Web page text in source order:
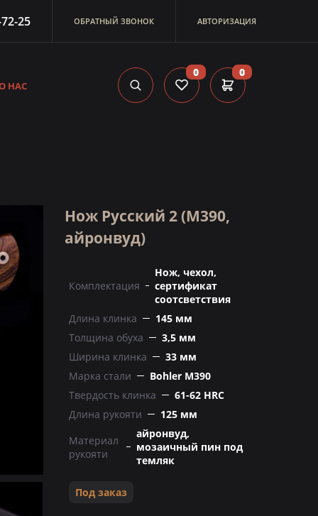
АВТОРИЗАЦИЯ
ОБРАТНЫЙ ЗВОНОК
25
НАС
0
0
Нож Русский 2 (M390,
айронвуд)
Комплектация
Нож, чехол,
сертификат
соотсветствия
Длина клинка
145 мм
Толщина обуха
3,5 мм
Ширина клинка
33 мм
Марка стали
Bohler M390
Твердость клинка
61-62 HRC
Длина рукояти
125 мм
Материал
рукояти
айронвуд,
мозаичный пин под
темляк
Под заказ